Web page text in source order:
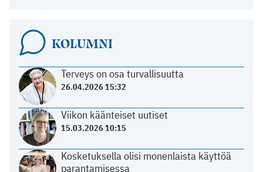
KOLUMNI
Terveys on osa turvallisuutta
26.04.2026 15:32
Viikon käänteiset uutiset
15.03.2026 10:15
Kosketuksella olisi monenlaista käyttöä
parantamisessa